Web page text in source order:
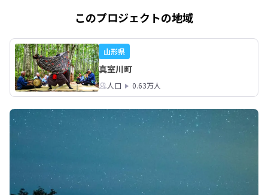
このプロジェクトの地域
山形県
真室川町
人口 0.63万人